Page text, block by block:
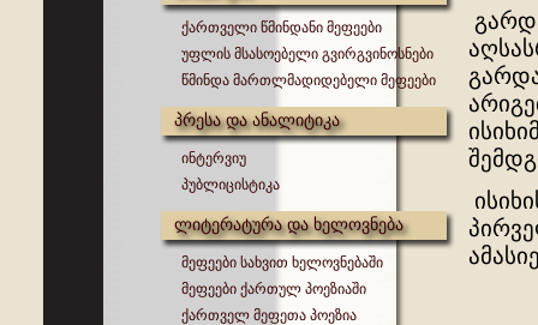
ქართველი წმინდანი მეფეები
უფლის მსასოებელი გვირგვინოსნები
წმინდა მართლმადიდებელი მეფეები
პრესა და ანალიტიკა
ინტერვიუ
პუბლიცისტიკა
ლიტერატურა და ხელოვნება
მეფეები სახვით ხელოვნებაში
მეფეები ქართულ პოეზიაში
ქართველ მეფეთა პოეზია